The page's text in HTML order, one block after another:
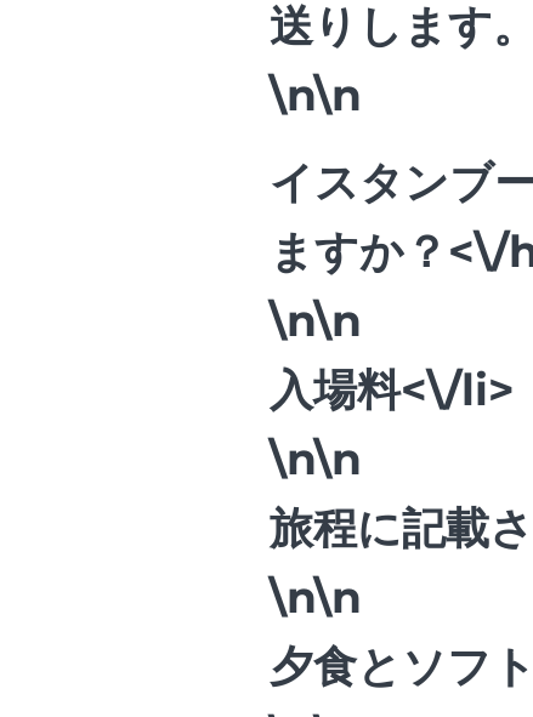
送りします
\n\n
イスタンブ
ますか？<\/
\n\n
入場料<\/li>
\n\n
旅程に記載
\n\n
夕食とソフ